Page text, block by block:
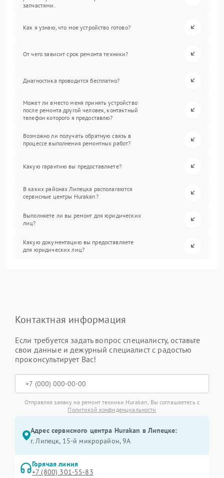
запчастями.
Как я узнаю, что мое устройство готово?
От чего зависит срок ремонта техники?
Диагностика проводится бесплатно?
Может ли вместо меня принять устройство
после ремонта другой человек, контактный
телефон которого я предоставлю?
Возможно ли получать обратную связь в
процессе выполнения ремонтных работ?
Какую гарантию вы предоставляете?
В каких районах Липецка располагаются
сервисные центры Hurakan?
Выполняете ли вы ремонт для юридических
лиц?
Какую документацию вы предоставляете
для юридических лиц?
Контактная информация
Если требуется задать вопрос специалисту, оставьте
свои данные и дежурный специалист с радостью
проконсультирует Вас!
Отправляя заявку на ремонт техники Hurakan, Вы соглашаетесь с
Политикой конфиденциальности
Адрес сервисного центра Hurakan в Липецке:
г. Липецк, 15-й микрорайон, 9А
Горячая линия
+7 (800) 301-55-83